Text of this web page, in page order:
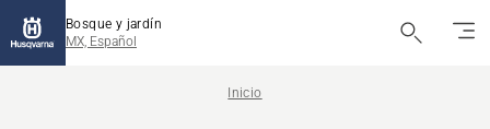
Bosque y jardín
MX, Español
Inicio